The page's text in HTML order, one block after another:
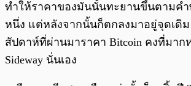
ทำให้ราคาของมันนั้นทะยานขึ้นตามคำ
หนึ่ง แต่หลังจากนั้นก็ตกลงมาอยู่จุดเดิ
สัปดาห์ที่ผ่านมาราคา Bitcoin คงที่มาก
Sideway นั่นเอง